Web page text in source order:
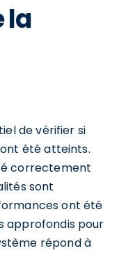
la
de vérifier si
été atteints.
correctement
sont
ont été
approfondis pour
répond à